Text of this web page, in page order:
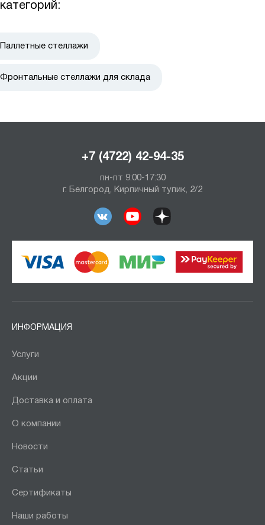
категорий:
Паллетные стеллажи
Фронтальные стеллажи для склада
+7 (4722) 42-94-35
пн-пт 9:00-17:30
г. Белгород, Кирпичный тупик, 2/2
ИНФОРМАЦИЯ
Услуги
Акции
Доставка и оплата
О компании
Новости
Статьи
Сертификаты
Наши работы